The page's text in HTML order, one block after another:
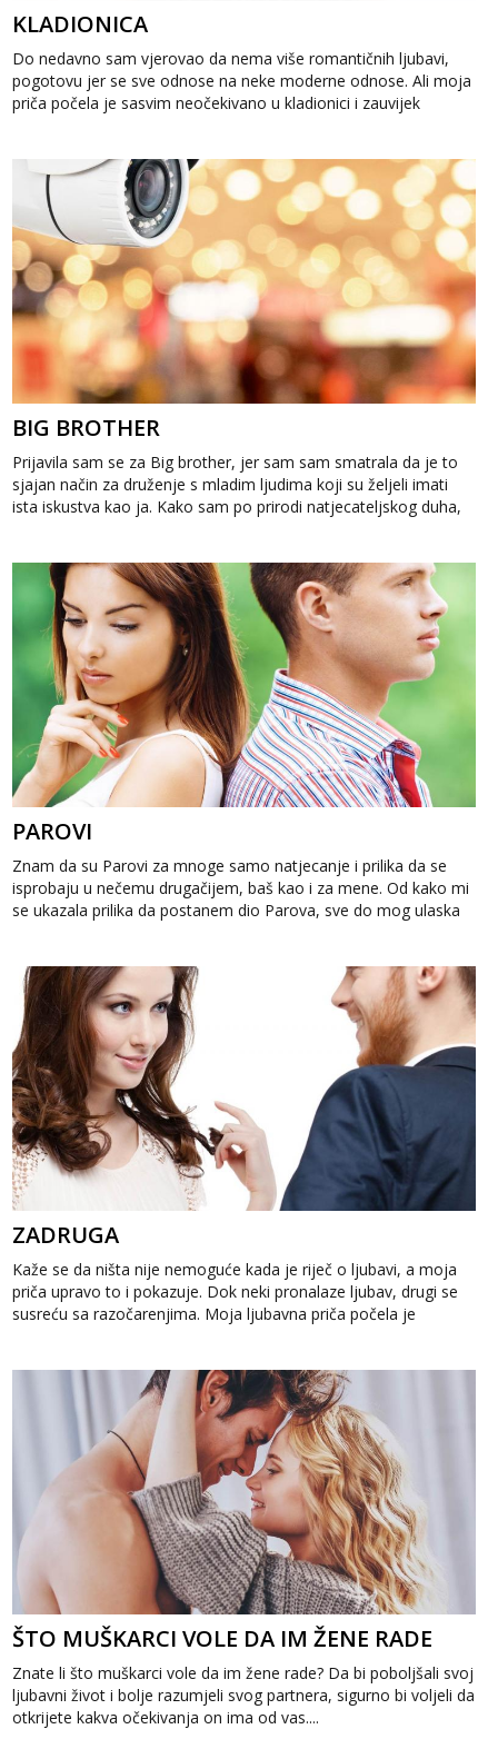
KLADIONICA
Do nedavno sam vjerovao da nema više romantičnih ljubavi,
pogotovu jer se sve odnose na neke moderne odnose. Ali moja
priča počela je sasvim neočekivano u kladionici i zauvijek
BIG BROTHER
Prijavila sam se za Big brother, jer sam sam smatrala da je to
sjajan način za druženje s mladim ljudima koji su željeli imati
ista iskustva kao ja. Kako sam po prirodi natjecateljskog duha,
PAROVI
Znam da su Parovi za mnoge samo natjecanje i prilika da se
isprobaju u nečemu drugačijem, baš kao i za mene. Od kako mi
se ukazala prilika da postanem dio Parova, sve do mog ulaska
ZADRUGA
Kaže se da ništa nije nemoguće kada je riječ o ljubavi, a moja
priča upravo to i pokazuje. Dok neki pronalaze ljubav, drugi se
susreću sa razočarenjima. Moja ljubavna priča počela je
ŠTO MUŠKARCI VOLE DA IM ŽENE RADE
Znate li što muškarci vole da im žene rade? Da bi poboljšali svoj
ljubavni život i bolje razumjeli svog partnera, sigurno bi voljeli da
otkrijete kakva očekivanja on ima od vas....